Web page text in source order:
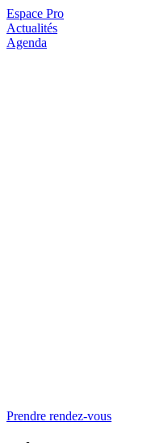
Espace Pro
Actualités
Agenda
Prendre rendez-vous